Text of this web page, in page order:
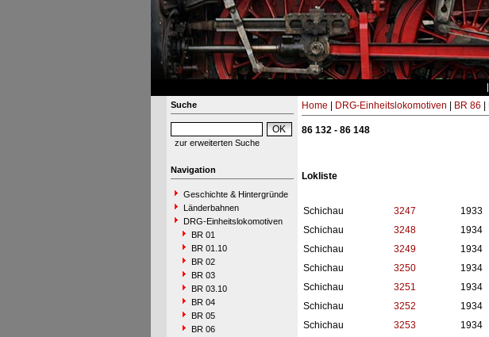
Suche
zur erweiterten Suche
Navigation
Geschichte & Hintergründe
Länderbahnen
DRG-Einheitslokomotiven
BR 01
BR 01.10
BR 02
BR 03
BR 03.10
BR 04
BR 05
BR 06
Home DRG-Einheitslokomotiven BR 86
86 132 - 86 148
Lokliste
Schichau 3247 1933
Schichau
3248 1934
Schichau
3249 1934
Schichau
3250 1934
Schichau
3251 1934
Schichau
3252 1934
Schichau
3253 1934